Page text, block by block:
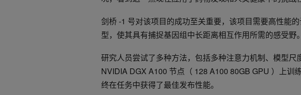
剑桥 -1 号对该项目的成功至关重要，该项目需要高性能
型，使其具有捕捉基因组中长距离相互作用所需的感受野。
研究人员尝试了多种方法，包括多种注意力机制、模型尺
NVIDIA DGX A100 节点（ 128 A100 80GB GPU ）上训
终在任务中获得了最佳发布性能。